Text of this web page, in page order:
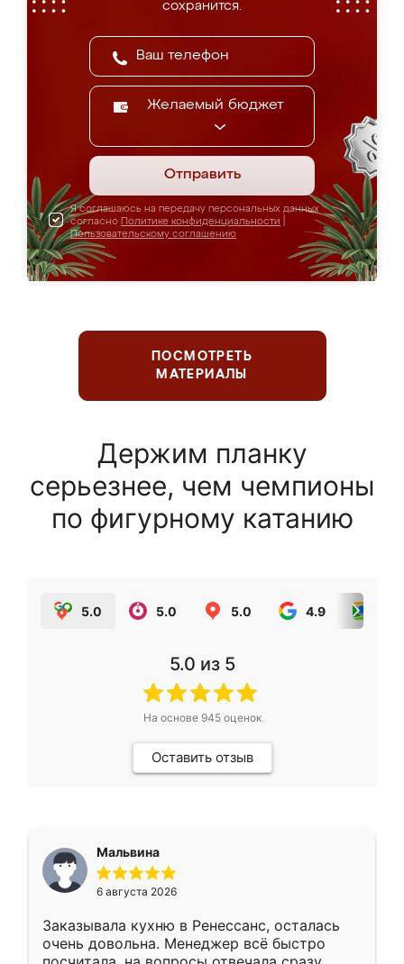
сохранится.
Желаемый бюджет
Отправить
Я соглашаюсь на передачу персональных данных
согласно Политике конфиденциальности
Пользовательскому соглашению
ПОСМОТРЕТЬ
МАТЕРИАЛЫ
Держим планку
серьезнее, чем чемпионы
по фигурному катанию
5.0 5.0 5.0 4.9
5.0 из 5
На основе 945оценок
Оставить отзыв
Мальвина
6 августа 2026
Заказывала кухню в Ренессанс, осталась
очень довольна. Менеджер всё быстро